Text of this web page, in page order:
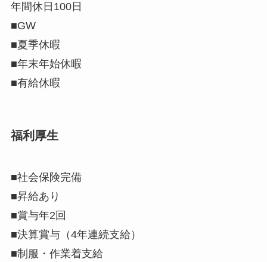
年間休日100日
■GW
■夏季休暇
■年末年始休暇
■有給休暇
福利厚生
■社会保険完備
■昇給あり
■賞与年2回
■決算賞与（4年連続支給）
■制服・作業着支給